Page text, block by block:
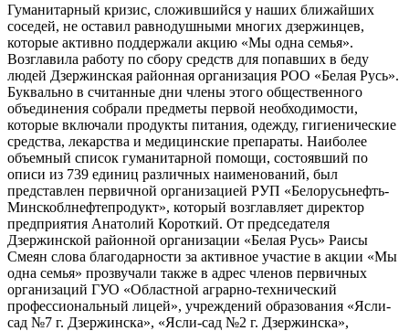
Гуманитарный кризис, сложившийся у наших ближайших
соседей, не оставил равнодушными многих дзержинцев,
которые активно поддержали акцию «Мы одна семья».
Возглавила работу по сбору средств для попавших в беду
людей Дзержинская районная организация РОО «Белая Русь».
Буквально в считанные дни члены этого общественного
объединения собрали предметы первой необходимости,
которые включали продукты питания, одежду, гигиенические
средства, лекарства и медицинские препараты. Наиболее
объемный список гуманитарной помощи, состоявший по
описи из 739 единиц различных наименований, был
представлен первичной организацией РУП «Белорусьнефть-
Минскоблнефтепродукт», который возглавляет директор
предприятия Анатолий Короткий. От председателя
Дзержинской районной организации «Белая Русь» Раисы
Смеян слова благодарности за активное участие в акции «Мы
одна семья» прозвучали также в адрес членов первичных
организаций ГУО «Областной аграрно-технический
профессиональный лицей», учреждений образования «Ясли-
сад №7 г. Дзержинска», «Ясли-сад №2 г. Дзержинска»,